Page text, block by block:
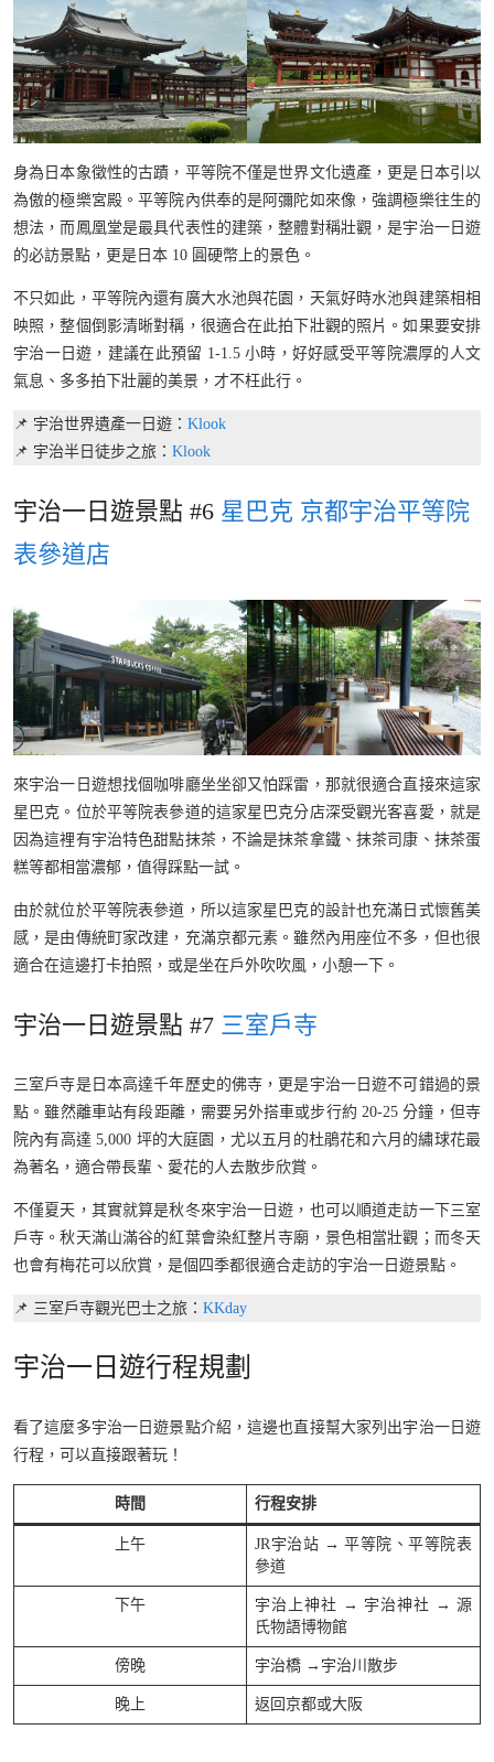
身為日本象徵性的古蹟，平等院不僅是世界文化遺產，更是日本引以
為傲的極樂宮殿。平等院內供奉的是阿彌陀如來像，強調極樂往生的
想法，而鳳凰堂是最具代表性的建築，整體對稱壯觀，是宇治一日遊
的必訪景點，更是日本 10 圓硬幣上的景色。
不只如此，平等院內還有廣大水池與花園，天氣好時水池與建築相相
映照，整個倒影清晰對稱，很適合在此拍下壯觀的照片。如果要安排
宇治一日遊，建議在此預留 1-1.5 小時，好好感受平等院濃厚的人文
氣息、多多拍下壯麗的美景，才不枉此行。
📌 宇治世界遺產一日遊： Klook
📌 宇治半日徒步之旅： Klook
宇治一日遊景點 #6 星巴克 京都宇治平等院
表參道店
來宇治一日遊想找個咖啡廳坐坐卻又怕踩雷，那就很適合直接來這家
星巴克。位於平等院表參道的這家星巴克分店深受觀光客喜愛，就是
因為這裡有宇治特色甜點抹茶，不論是抹茶拿鐵、抹茶司康、抹茶蛋
糕等都相當濃郁，值得踩點一試。
由於就位於平等院表參道，所以這家星巴克的設計也充滿日式懷舊美
感，是由傳統町家改建，充滿京都元素。雖然內用座位不多，但也很
適合在這邊打卡拍照，或是坐在戶外吹吹風，小憩一下。
宇治一日遊景點 #7 三室戶寺
三室戶寺是日本高達千年歷史的佛寺，更是宇治一日遊不可錯過的景
點。雖然離車站有段距離，需要另外搭車或步行約 20-25 分鐘，但寺
院內有高達 5,000 坪的大庭園，尤以五月的杜鵑花和六月的繡球花最
為著名，適合帶長輩、愛花的人去散步欣賞。
不僅夏天，其實就算是秋冬來宇治一日遊，也可以順道走訪一下三室
戶寺。秋天滿山滿谷的紅葉會染紅整片寺廟，景色相當壯觀；而冬天
也會有梅花可以欣賞，是個四季都很適合走訪的宇治一日遊景點。
📌 三室戶寺觀光巴士之旅： KKday
宇治一日遊行程規劃
看了這麼多宇治一日遊景點介紹，這邊也直接幫大家列出宇治一日遊
行程，可以直接跟著玩！
時間 行程安排
上午
JR宇治站 → 平等院、平等院表
參道
下午
宇治上神社 → 宇治神社 → 源
氏物語博物館
傍晚 宇治橋 →宇治川散步
晚上 返回京都或大阪